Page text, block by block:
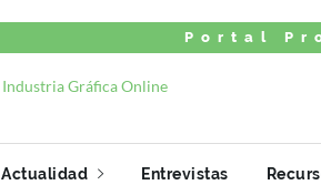
Portal
Actualidad Entrevistas